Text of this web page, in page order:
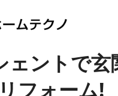
ントで玄
フォーム!